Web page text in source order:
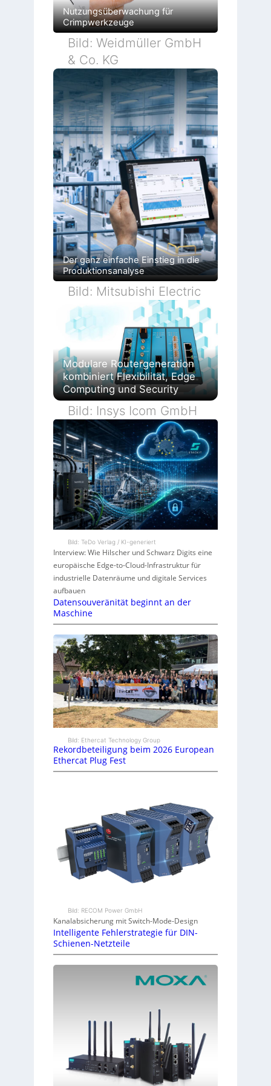
Nutzungsüberwachung für
Crimpwerkzeuge
Bild: Weidmüller GmbH
& Co. KG
Der ganz einfache Einstieg in die
Produktionsanalyse
Bild: Mitsubishi Electric
Modulare Routergeneration
kombiniert Flexibilität, Edge
Computing und Security
Bild: Insys Icom GmbH
Bild: TeDo Verlag / KI-generiert
Interview: Wie Hilscher und Schwarz Digits eine
europäische Edge-to-Cloud-Infrastruktur für
industrielle Datenräume und digitale Services
aufbauen
Datensouveränität beginnt an der
Maschine
Bild: Ethercat Technology Group
Rekordbeteiligung beim 2026 European
Ethercat Plug Fest
Bild: RECOM Power GmbH
Kanalabsicherung mit Switch-Mode-Design
Intelligente Fehlerstrategie für DIN-
Schienen-Netzteile